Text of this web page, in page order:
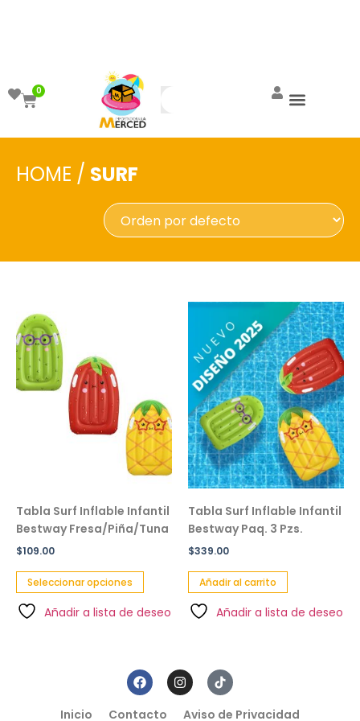
0
HOME / SURF
Tabla Surf Inflable Infantil
Bestway Fresa/Piña/Tuna
$109.00
Seleccionar opciones
Añadir a lista de deseo
Tabla Surf Inflable Infantil
Bestway Paq. 3 Pzs.
$339.00
Añadir al carrito
Añadir a lista de deseo
Inicio Contacto Aviso de Privacidad